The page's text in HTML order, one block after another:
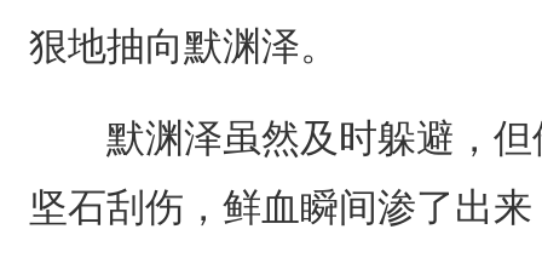
狠地抽向默渊泽。
默渊泽虽然及时躲避，但
坚石刮伤，鲜血瞬间渗了出